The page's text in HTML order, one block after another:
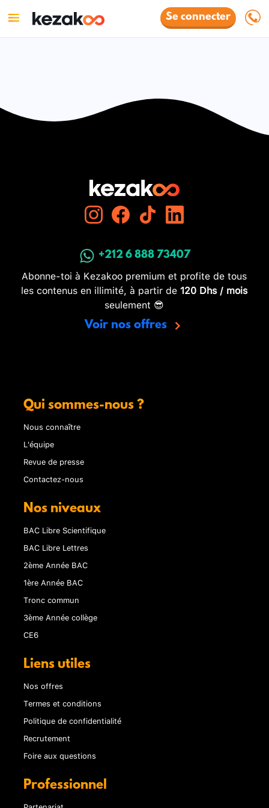
Se connecter
+212 6 888 73407
Abonne-toi à Kezakoo premium et profite de tous
les contenus en illimité, à partir de 120 Dhs / mois
seulement 😎
Voir nos offres
Qui sommes-nous ?
Nous connaître
L'équipe
Revue de presse
Contactez-nous
Nos niveaux
BAC Libre Scientifique
BAC Libre Lettres
2ème Année BAC
1ère Année BAC
Tronc commun
3ème Année collège
CE6
Liens utiles
Nos offres
Termes et conditions
Politique de confidentialité
Recrutement
Foire aux questions
Professionnel